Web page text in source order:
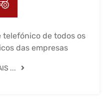
telefónico de todos os
das empresas
...